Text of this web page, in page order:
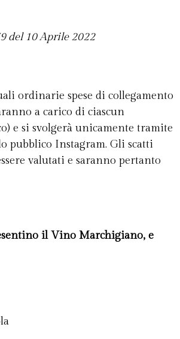
del 10 Aprile 2022
ordinarie spese di collegamento
a carico di ciascun
e si svolgerà unicamente tramite
pubblico Instagram. Gli scatti
valutati e saranno pertanto
il Vino Marchigiano, e